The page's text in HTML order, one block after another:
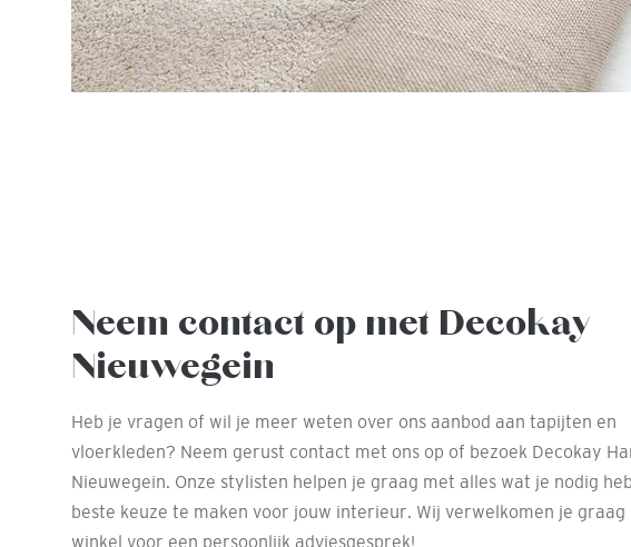
Neem contact op met Decokay
Nieuwegein
Heb je vragen of wil je meer weten over ons aanbod aan tapijten en
vloerkleden? Neem gerust contact met ons op of bezoek Decokay
Nieuwegein. Onze stylisten helpen je graag met alles wat je nodig
beste keuze te maken voor jouw interieur. Wij verwelkomen je graag
winkel voor een persoonlijk adviesgesprek!